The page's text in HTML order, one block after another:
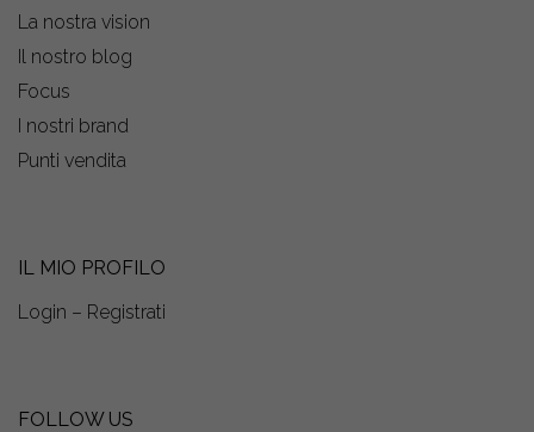
La nostra vision
Il nostro blog
Focus
I nostri brand
Punti vendita
IL MIO PROFILO
Login – Registrati
FOLLOW US